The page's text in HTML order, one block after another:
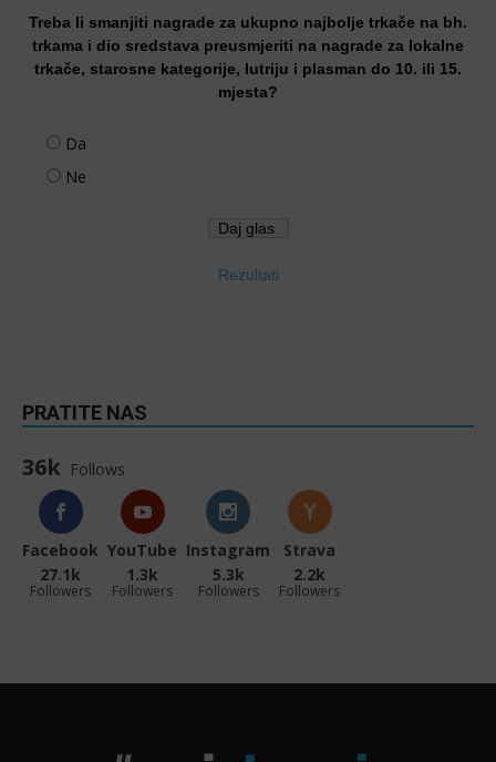
Treba li smanjiti nagrade za ukupno najbolje trkače na bh.
trkama i dio sredstava preusmjeriti na nagrade za lokalne
trkače, starosne kategorije, lutriju i plasman do 10. ili 15.
mjesta?
Da
Ne
Rezultati
PRATITE NAS
36k Follows
Facebook
27.1k
Followers
YouTube
1.3k
Followers
Instagram
5.3k
Followers
Strava
2.2k
Followers